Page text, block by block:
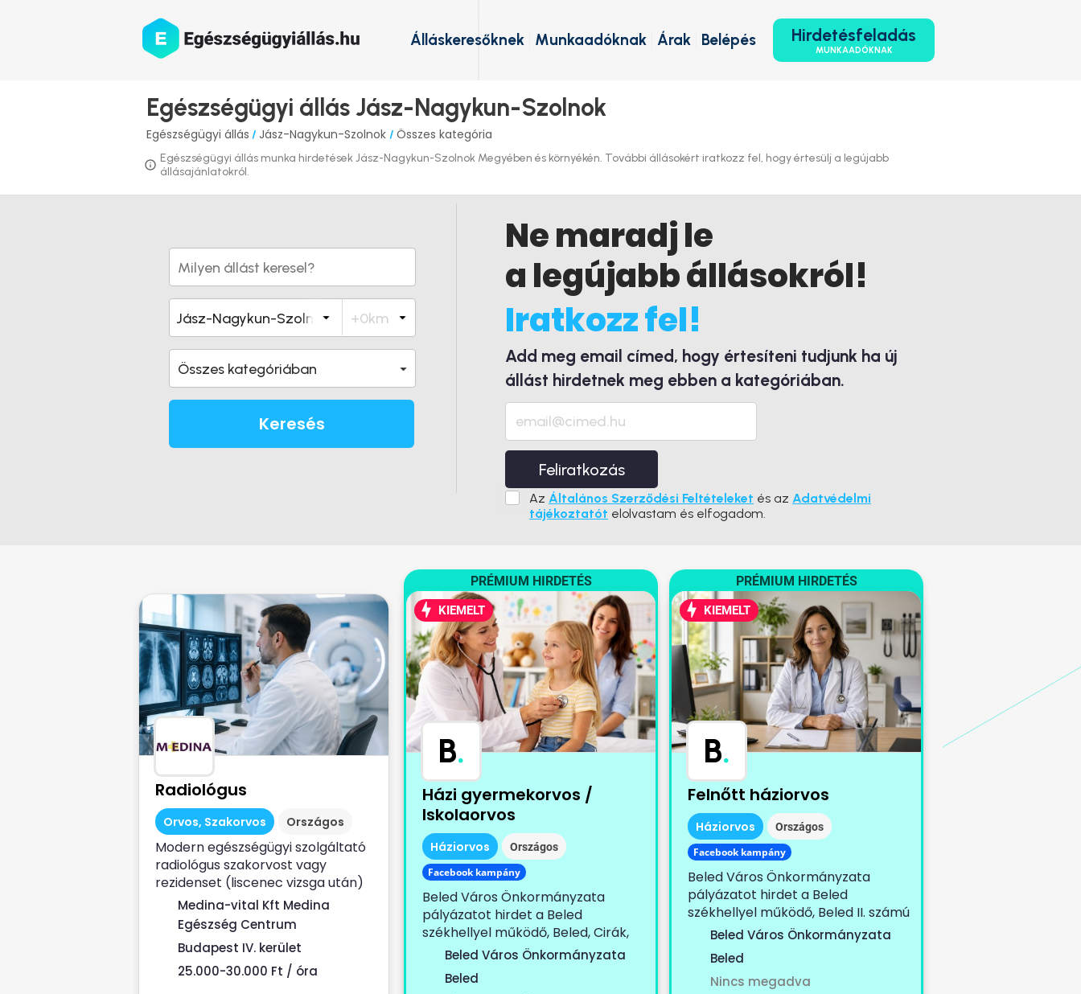
Hirdetésfeladás
MUNKAADÓKNAK
Belépés
Árak
Munkaadóknak
Álláskeresőknek
Egészségügyi állás Jász-Nagykun-Szolnok
Egészségügyi állás / Jász-Nagykun-Szolnok / Összes kategória
Egészségügyi állás munka hirdetések Jász-Nagykun-Szolnok Megyében és környékén. További állásokért iratkozz fel, hogy értesülj a legújabb
állásajánlatokról.
Összes kategóriában
Keresés
Ne maradj le
a legújabb állásokról!
Iratkozz fel!
Add meg email címed, hogy értesíteni tudjunk ha új
állást hirdetnek meg ebben a kategóriában.
Feliratkozás
Az Általános Szerződési Feltételeket és az Adatvédelmi
tájékoztatót elolvastam és elfogadom.
Radiológus
Orvos, Szakorvos Országos
Modern egészségügyi szolgáltató
radiológus szakorvost vagy
rezidenset (liscenec vizsga után)
keres Rendelési...
Medina-vital Kft Medina
Egészség Centrum
Budapest IV. kerület
25.000-30.000 Ft / óra
PRÉMIUM HIRDETÉS
KIEMELT
B.
Házi gyermekorvos /
Iskolaorvos
Háziorvos Országos
Facebook kampány
Beled Város Önkormányzata
pályázatot hirdet a Beled
székhellyel működő, Beled, Cirák,
Dénesfa, Edve,...
Beled Város Önkormányzata
Beled
PRÉMIUM HIRDETÉS
KIEMELT
B.
Felnőtt háziorvos
Háziorvos Országos
Facebook kampány
Beled Város Önkormányzata
pályázatot hirdet a Beled
székhellyel működő, Beled II. számú
körzetet, Cirák...
Beled Város Önkormányzata
Beled
Nincs megadva